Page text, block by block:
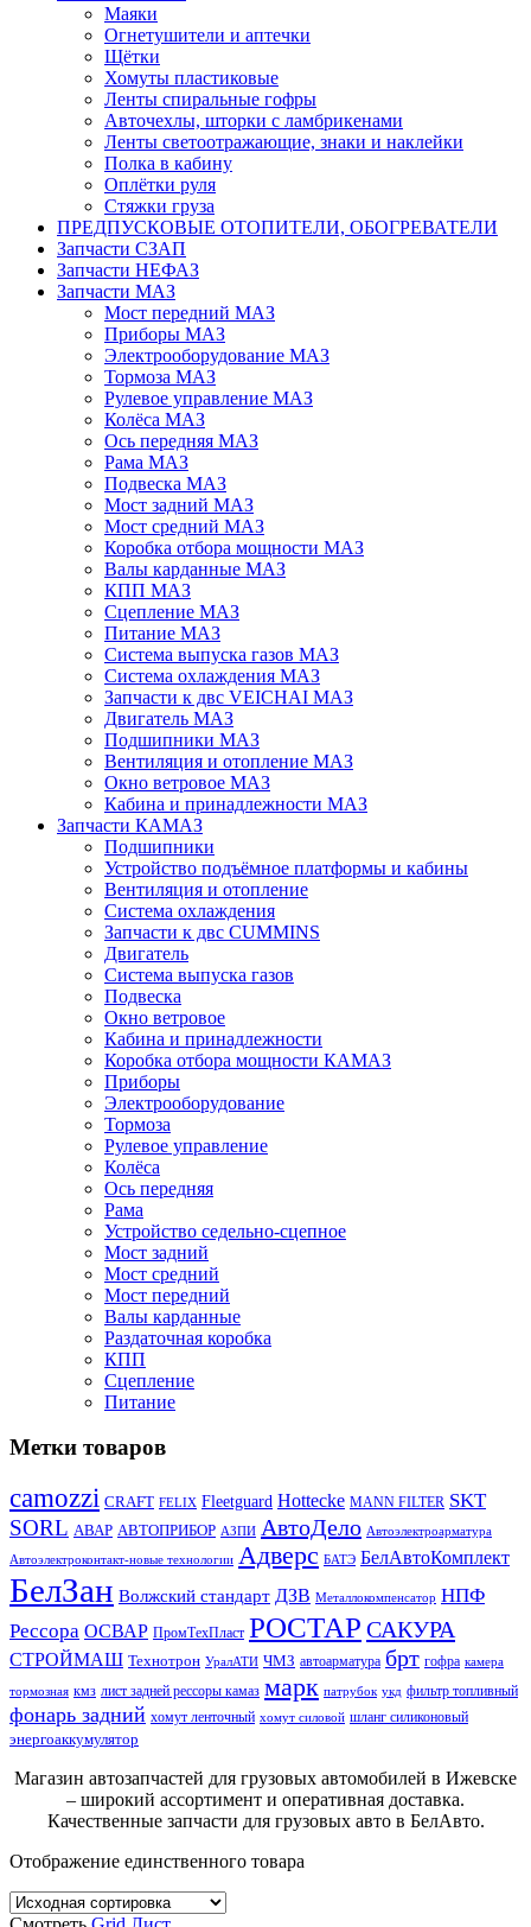
Маяки
Огнетушители и аптечки
Щётки
Хомуты пластиковые
Ленты спиральные гофры
Авточехлы, шторки с ламбрикенами
Ленты светоотражающие, знаки и наклейки
Полка в кабину
Оплётки руля
Cтяжки груза
ПРЕДПУСКОВЫЕ ОТОПИТЕЛИ, ОБОГРЕВАТЕЛИ
Запчасти СЗАП
Запчасти НЕФАЗ
Запчасти МАЗ
Мост передний МАЗ
Приборы МАЗ
Электрооборудование МАЗ
Тормоза МАЗ
Рулевое управление МАЗ
Колёса МАЗ
Ось передняя МАЗ
Рама МАЗ
Подвеска МАЗ
Мост задний МАЗ
Мост средний МАЗ
Коробка отбора мощности МАЗ
Валы карданные МАЗ
КПП МАЗ
Сцепление МАЗ
Питание МАЗ
Система выпуска газов МАЗ
Система охлаждения МАЗ
Запчасти к двс VEICHAI МАЗ
Двигатель МАЗ
Подшипники МАЗ
Вентиляция и отопление МАЗ
Окно ветровое МАЗ
Кабина и принадлежности МАЗ
Запчасти КАМАЗ
Подшипники
Устройство подъёмное платформы и кабины
Вентиляция и отопление
Система охлаждения
Запчасти к двс CUMMINS
Двигатель
Система выпуска газов
Подвеска
Окно ветровое
Кабина и принадлежности
Коробка отбора мощности КАМАЗ
Приборы
Электрооборудование
Тормоза
Рулевое управление
Колёса
Ось передняя
Рама
Устройство седельно-сцепное
Мост задний
Мост средний
Мост передний
Валы карданные
Раздаточная коробка
КПП
Сцепление
Питание
Метки товаров
camozzi CRAFT FELIX Fleetguard Hottecke MANN FILTER SKT
SORL АВАР АВТОПРИБОР АЗПИ АвтоДело Автоэлектроарматура
Автоэлектроконтакт-новые технологии Адверс БАТЭ БелАвтоКомплект
БелЗан Волжский стандарт ДЗВ Металлокомпенсатор НПФ
Рессора ОСВАР ПромТехПласт РОСТАР САКУРА
СТРОЙМАШ Технотрон УралАТИ ЧМЗ автоарматура брт гофра камера
тормозная кмз лист задней рессоры камаз марк патрубок укд фильтр топливный
фонарь задний хомут ленточный хомут силовой шланг силиконовый
энергоаккумулятор
Магазин автозапчастей для грузовых автомобилей в Ижевске
– широкий ассортимент и оперативная доставка.
Качественные запчасти для грузовых авто в БелАвто.
Отображение единственного товара